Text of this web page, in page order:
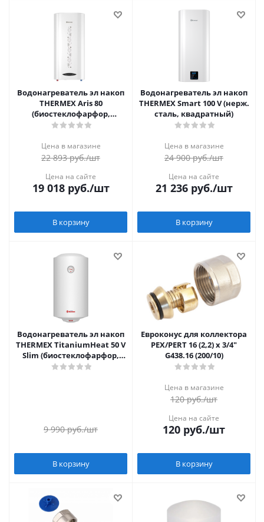
Водонагреватель эл накоп
THERMEX Aris 80
(биостеклофарфор,
плоский, сухой)
Цена в магазине
22 893руб./шт
Цена на сайте
19 018руб./шт
В корзину
Водонагреватель эл накоп
THERMEX Smart 100 V (нерж.
сталь, квадратный)
Цена в магазине
24 900руб./шт
Цена на сайте
21 236руб./шт
В корзину
Водонагреватель эл накоп
THERMEX TitaniumHeat 50 V
Slim (биостеклофарфор,
круглый)
9 990руб./шт
В корзину
Евроконус для коллектора
PEX/PERT 16 (2,2) х 3/4"
G438.16 (200/10)
Цена в магазине
120руб./шт
Цена на сайте
120 руб./шт
В корзину